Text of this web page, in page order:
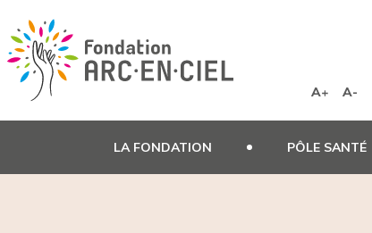
A+ A-
LA FONDATION PÔLE SANTÉ